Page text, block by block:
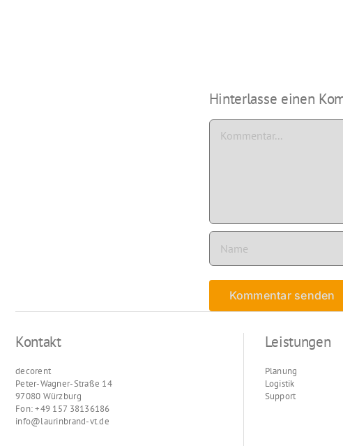
Hinterlasse einen
Kommentar
Kontakt
decorent
Peter-Wagner-Straße 14
97080 Würzburg
Fon: +49 157 38136186
info@laurinbrand-vt.de
Leistungen
Planung
Logistik
Support